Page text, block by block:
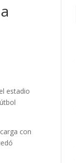
estadio
con